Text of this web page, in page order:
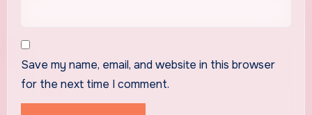
Save my name, email, and website in this browser
for the next time I comment.